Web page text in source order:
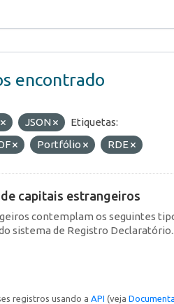
encontrado
JSON
Etiquetas:
Portfólio RDE
capitais estrangeiros
contemplam os seguintes
sistema de Registro
registros usando a API (veja